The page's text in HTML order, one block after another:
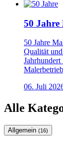
50 Jahre
50 Jahre
Qualität
06. Juli
Alle
Allgemein (16)